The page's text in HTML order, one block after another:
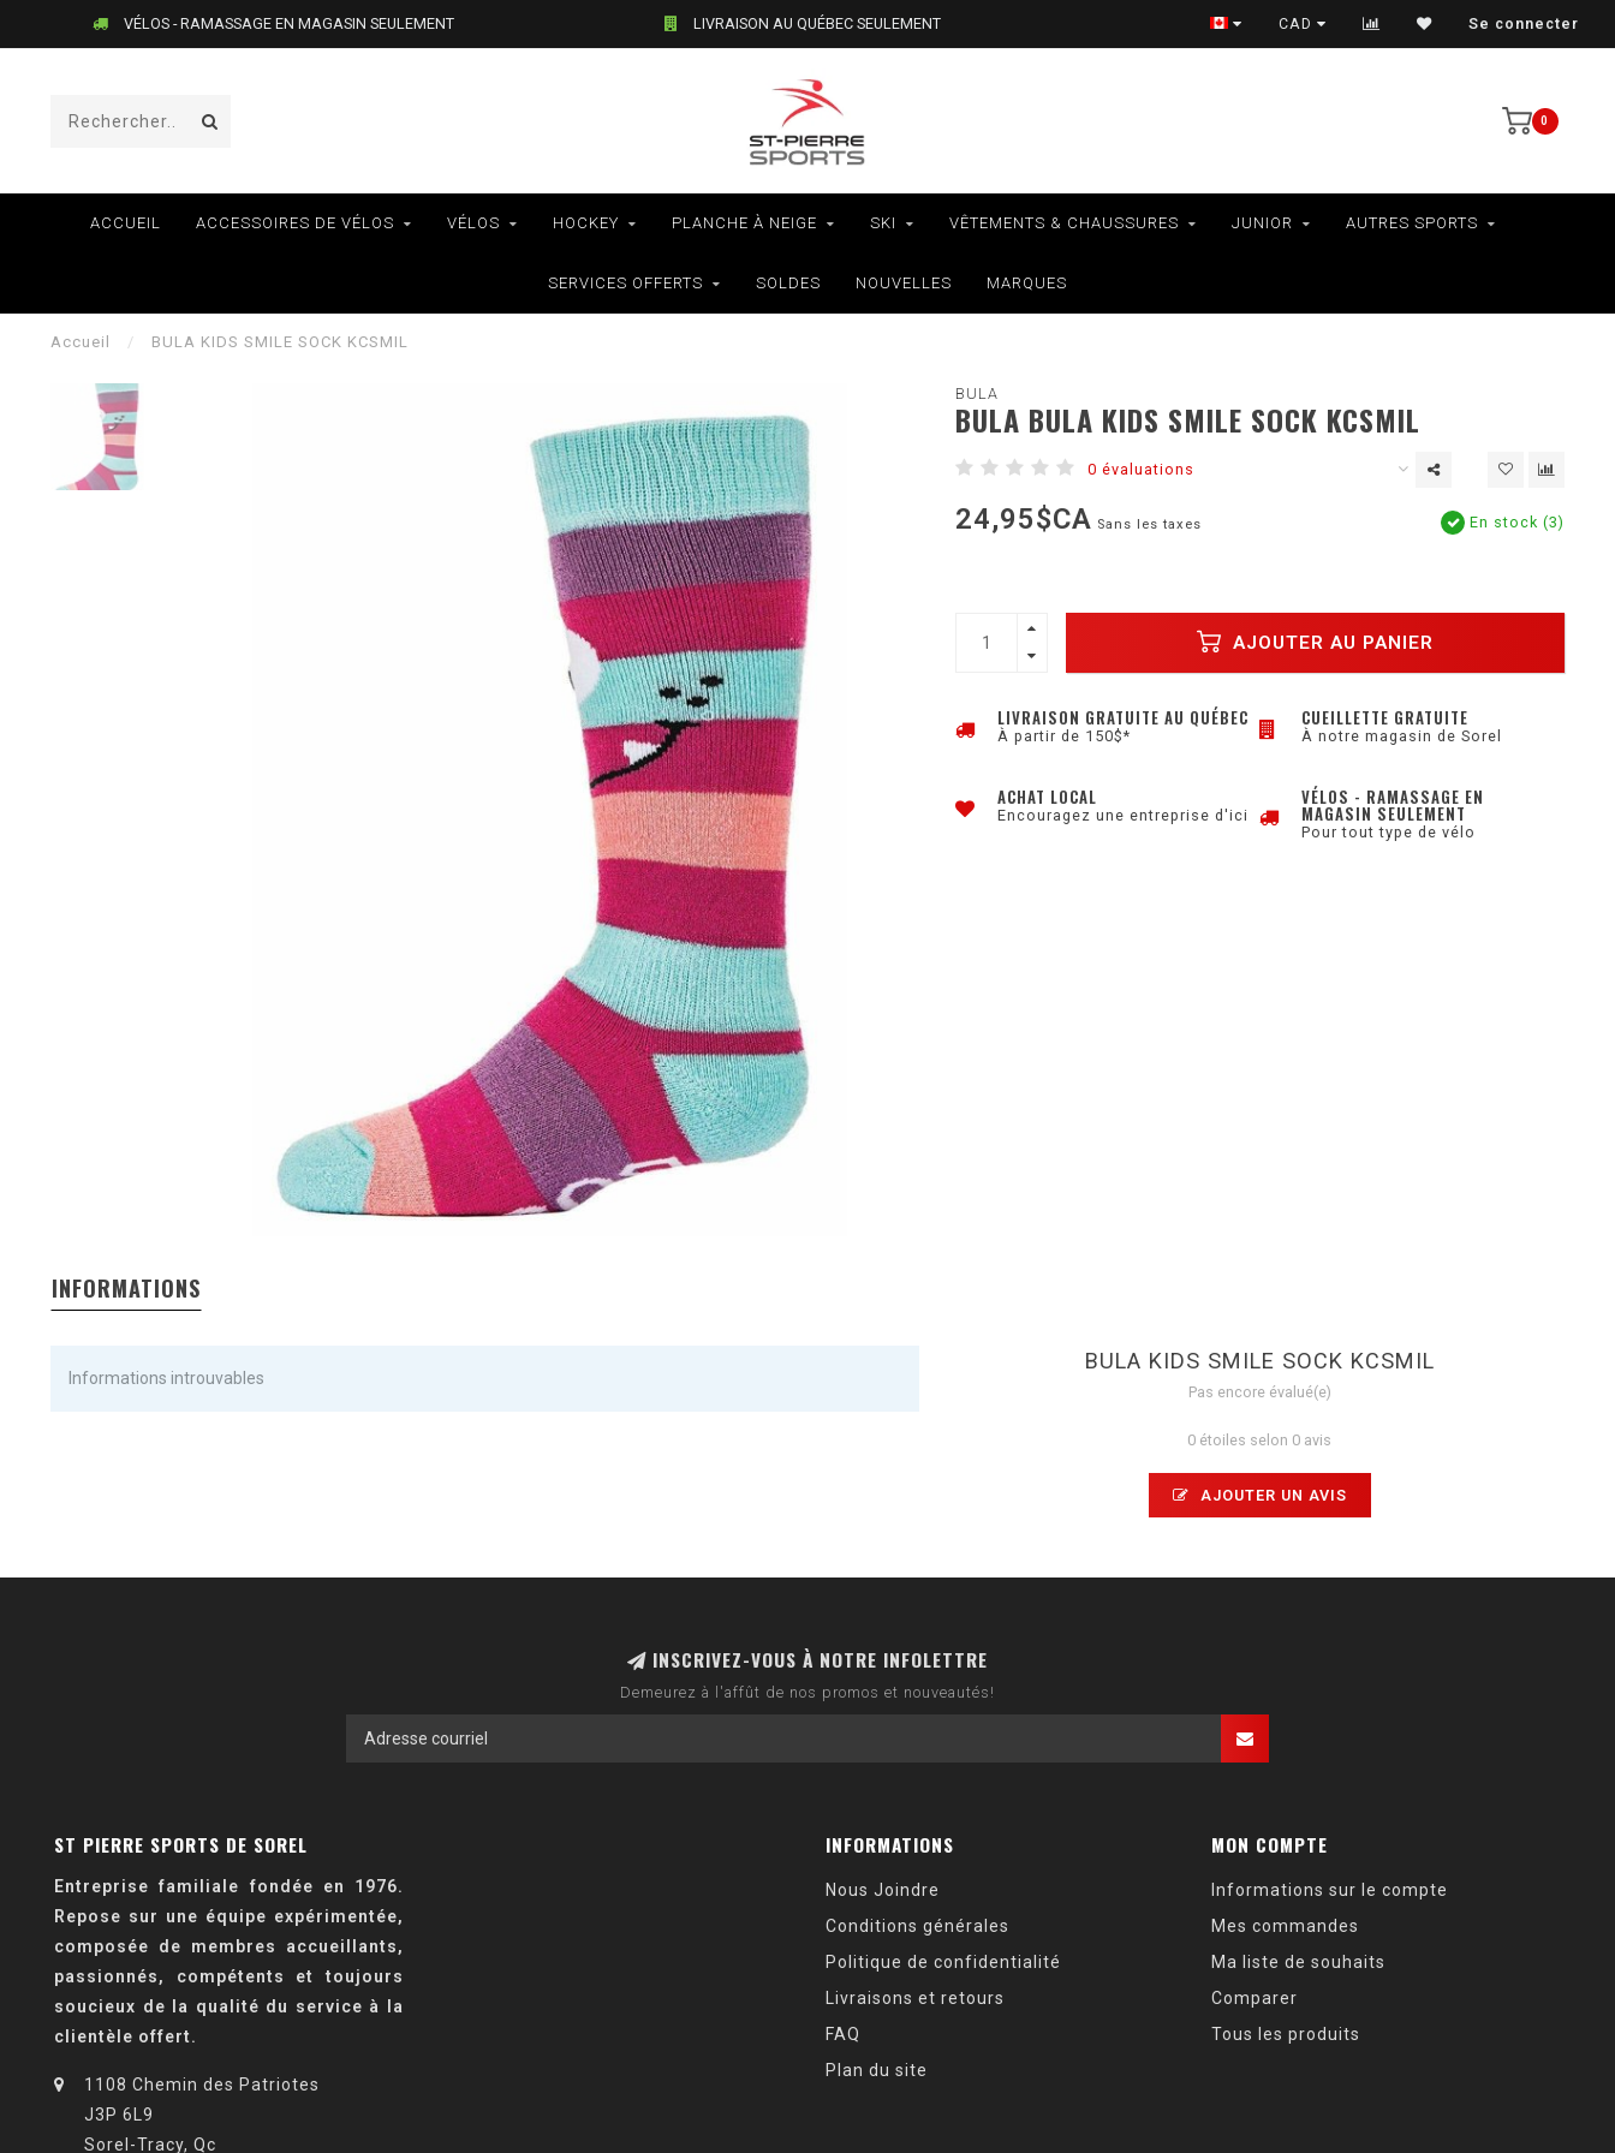
VÉLOS - RAMASSAGE EN MAGASIN SEULEMENT LIVRAISON AU QUÉBEC SEULEMENT VÉLOS - RAMASSAGE EN MAGASIN SEULEMENT
CAD Se connecter
0
ACCUEIL ACCESSOIRES DE VÉLOS VÉLOS HOCKEY PLANCHE À NEIGE SKI VÊTEMENTS & CHAUSSURES JUNIOR AUTRES SPORTS
SERVICES OFFERTS SOLDES NOUVELLES MARQUES
Accueil / BULA KIDS SMILE SOCK KCSMIL
BULA
BULA BULA KIDS SMILE SOCK KCSMIL
0 évaluations
24,95$CA Sans les taxes En stock (3)
AJOUTER AU PANIER
LIVRAISON GRATUITE AU QUÉBEC
À partir de 150$*
CUEILLETTE GRATUITE
À notre magasin de Sorel
ACHAT LOCAL
Encouragez une entreprise d'ici
VÉLOS - RAMASSAGE EN
MAGASIN SEULEMENT
Pour tout type de vélo
INFORMATIONS
Informations introuvables
BULA KIDS SMILE SOCK KCSMIL
Pas encore évalué(e)
0 étoiles selon 0 avis
AJOUTER UN AVIS
INSCRIVEZ-VOUS À NOTRE INFOLETTRE
Demeurez à l'affût de nos promos et nouveautés!
ST PIERRE SPORTS DE SOREL
Entreprise familiale fondée en 1976.
Repose sur une équipe expérimentée,
composée de membres accueillants,
passionnés, compétents et toujours
soucieux de la qualité du service à la
clientèle offert.
1108 Chemin des Patriotes
J3P 6L9
Sorel-Tracy, Qc
INFORMATIONS
Nous Joindre
Conditions générales
Politique de confidentialité
Livraisons et retours
FAQ
Plan du site
MON COMPTE
Informations sur le compte
Mes commandes
Ma liste de souhaits
Comparer
Tous les produits